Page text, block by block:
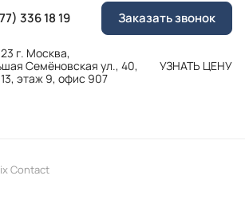
336 18 19 Заказать звонок
г. Москва,
Семёновская ул., 40,
этаж 9, офис 907
УЗНАТЬ ЦЕНУ
Contact